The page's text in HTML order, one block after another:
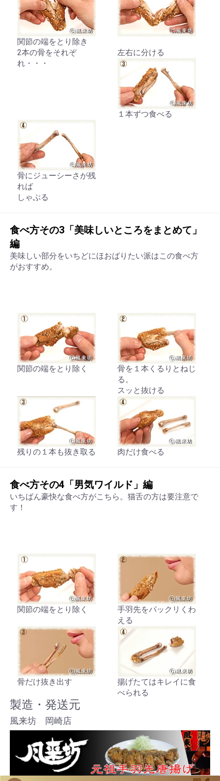
関節の端をとり除き
2本の骨をそれぞ
れ・・・
左右に分ける
１本ずつ食べる
骨にジューシーさが残
れば
しゃぶる
食べ方その3「美味しいところをまとめて」
編
美味しい部分をいちどにほおばりたい派はこの食べ方
がおすすめ。
関節の端をとり除く
骨を１本くるりとねじ
る。
スッと抜ける
残りの１本も抜き取る 肉だけ食べる
食べ方その4「男気ワイルド」編
いちばん豪快な食べ方がこちら。猫舌の方は要注意で
す！
関節の端をとり除く
手羽先をパックリくわ
える
骨だけ抜き出す
揚げたてはキレイに食
べられる
製造・発送元
風来坊 岡崎店